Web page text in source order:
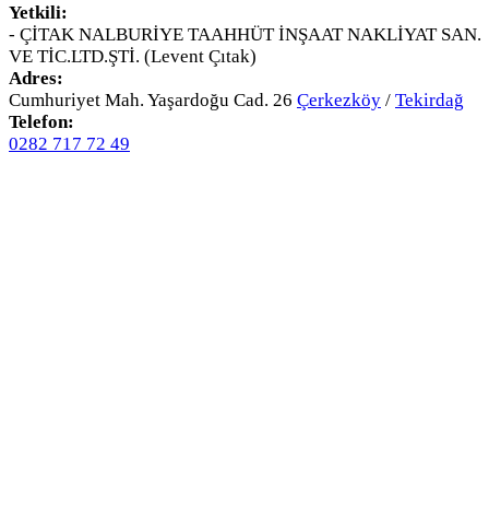
Yetkili:
- ÇİTAK NALBURİYE TAAHHÜT İNŞAAT NAKLİYAT SAN.
VE TİC.LTD.ŞTİ. (Levent Çıtak)
Adres:
Cumhuriyet Mah. Yaşardoğu Cad. 26 Çerkezköy / Tekirdağ
Telefon:
0282 717 72 49